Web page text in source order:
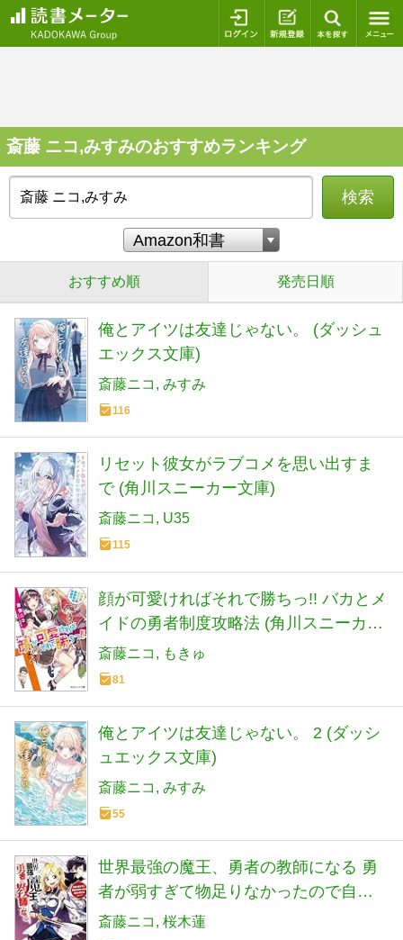
ログイン 新規登録
斎藤 ニコ,みすみのおすすめランキング
検索
おすすめ順 発売日順
俺とアイツは友達じゃない。 (ダッシュ
エックス文庫)
斎藤ニコ みすみ
116
リセット彼女がラブコメを思い出すま
で (角川スニーカー文庫)
斎藤ニコ U35
115
顔が可愛ければそれで勝ちっ!! バカとメ
イドの勇者制度攻略法 (角川スニーカー
文庫)
斎藤ニコ もきゅ
81
俺とアイツは友達じゃない。 2 (ダッシ
ュエックス文庫)
斎藤ニコ みすみ
55
世界最強の魔王、勇者の教師になる 勇
者が弱すぎて物足りなかったので自分
で育てることにした (角川スニーカー文
斎藤ニコ 桜木蓮